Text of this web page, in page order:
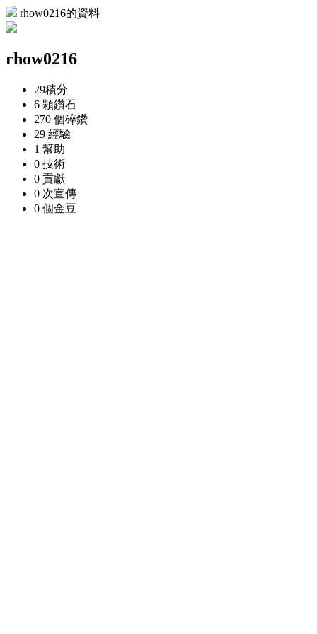
rhow0216的資料
rhow0216
29積分
6 顆鑽石
270 個碎鑽
29 經驗
1 幫助
0 技術
0 貢獻
0 次宣傳
0 個金豆